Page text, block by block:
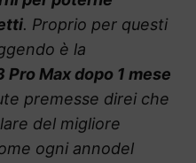
. Proprio per questi
è la
Max dopo 1 mese
premesse direi che
del migliore
ogni annodel